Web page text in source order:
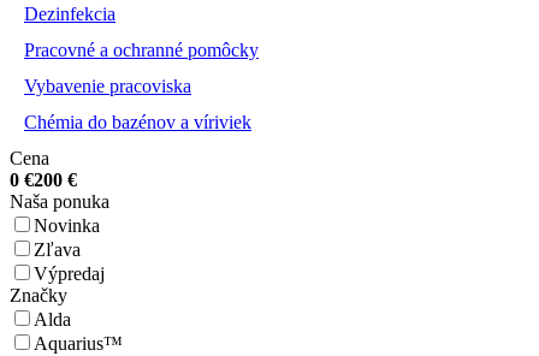
Dezinfekcia
Pracovné a ochranné pomôcky
Vybavenie pracoviska
Chémia do bazénov a víriviek
Cena
0 €200 €
Naša ponuka
Novinka
Zľava
Výpredaj
Značky
Alda
Aquarius™